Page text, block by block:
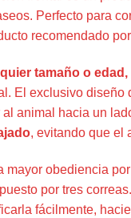
Perfecto para
recomendado
tamaño o
El exclusivo
animal hacia un
, evitando que el
obediencia
por tres
fácilmente,